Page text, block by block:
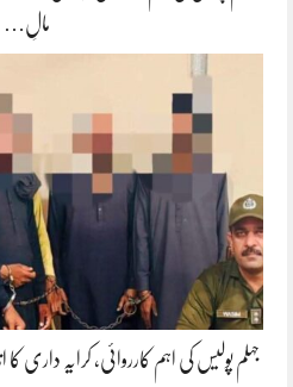
مالِ…
جہلم پولیس کی اہم کارروائی، کرایہ داری کا اندراج